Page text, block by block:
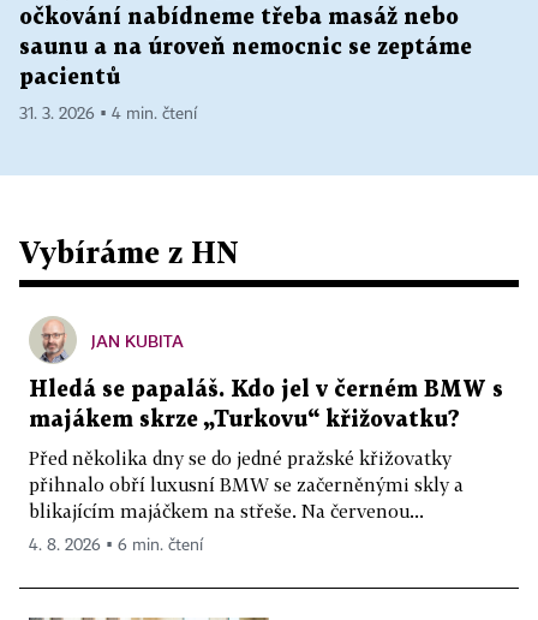
očkování nabídneme třeba masáž nebo
saunu a na úroveň nemocnic se zeptáme
pacientů
31. 3. 2026 ▪ 4 min. čtení
Vybíráme z HN
JAN KUBITA
Hledá se papaláš. Kdo jel v černém BMW s
majákem skrze „Turkovu“ křižovatku?
Před několika dny se do jedné pražské křižovatky
přihnalo obří luxusní BMW se začerněnými skly a
blikajícím majáčkem na střeše. Na červenou...
4. 8. 2026 ▪ 6 min. čtení